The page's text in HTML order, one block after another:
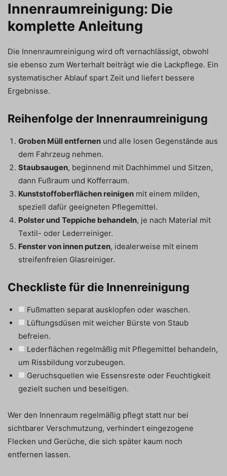
Innenraumreinigung: Die
komplette Anleitung
Die Innenraumreinigung wird oft vernachlässigt, obwohl
sie ebenso zum Werterhalt beiträgt wie die Lackpflege. Ein
systematischer Ablauf spart Zeit und liefert bessere
Ergebnisse.
Reihenfolge der Innenraumreinigung
Groben Müll entfernen und alle losen Gegenstände aus
dem Fahrzeug nehmen.
Staubsaugen, beginnend mit Dachhimmel und Sitzen,
dann Fußraum und Kofferraum.
Kunststoffoberflächen reinigen mit einem milden,
speziell dafür geeigneten Pflegemittel.
Polster und Teppiche behandeln, je nach Material mit
Textil- oder Lederreiniger.
Fenster von innen putzen, idealerweise mit einem
streifenfreien Glasreiniger.
Checkliste für die Innenreinigung
Fußmatten separat ausklopfen oder waschen.
Lüftungsdüsen mit weicher Bürste von Staub
befreien.
Lederflächen regelmäßig mit Pflegemittel behandeln,
um Rissbildung vorzubeugen.
Geruchsquellen wie Essensreste oder Feuchtigkeit
gezielt suchen und beseitigen.
Wer den Innenraum regelmäßig pflegt statt nur bei
sichtbarer Verschmutzung, verhindert eingezogene
Flecken und Gerüche, die sich später kaum noch
entfernen lassen.